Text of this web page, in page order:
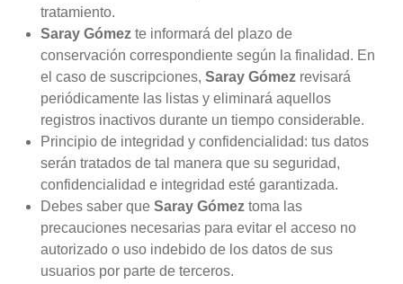
tratamiento.
Saray Gómez te informará del plazo de
conservación correspondiente según la finalidad. En
el caso de suscripciones, Saray Gómez revisará
periódicamente las listas y eliminará aquellos
registros inactivos durante un tiempo considerable.
Principio de integridad y confidencialidad: tus datos
serán tratados de tal manera que su seguridad,
confidencialidad e integridad esté garantizada.
Debes saber que Saray Gómez toma las
precauciones necesarias para evitar el acceso no
autorizado o uso indebido de los datos de sus
usuarios por parte de terceros.